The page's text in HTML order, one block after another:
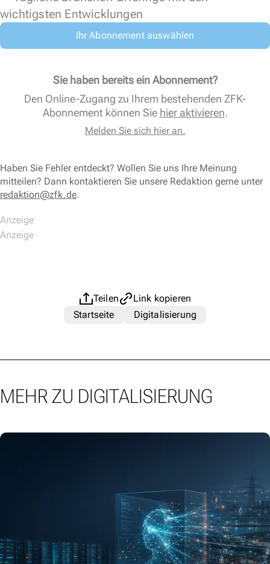
wichtigsten Entwicklungen
Ihr Abonnement auswählen
Sie haben bereits ein Abonnement?
Den Online-Zugang zu Ihrem bestehenden ZFK-
Abonnement können Sie hier aktivieren.
Melden Sie sich hier an.
Haben Sie Fehler entdeckt? Wollen Sie uns Ihre Meinung
mitteilen? Dann kontaktieren Sie unsere Redaktion gerne unter
redaktion@zfk.de.
Teilen
Link kopieren
Startseite
Digitalisierung
MEHR ZU DIGITALISIERUNG